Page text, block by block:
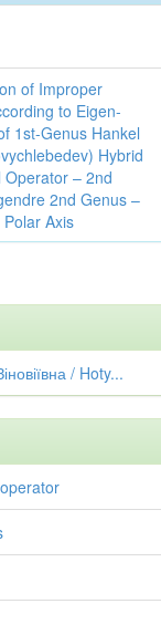
of Improper
to Eigen-
1st-Genus Hankel
Hybrid
Operator – 2nd
2nd Genus –
Axis
/ Hoty...